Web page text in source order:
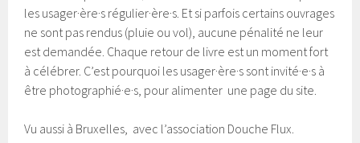
les usager·ère·s régulier·ère·s. Et si parfois certains ouvrages
ne sont pas rendus (pluie ou vol), aucune pénalité ne leur
est demandée. Chaque retour de livre est un moment fort
à célébrer. C’est pourquoi les usager·ère·s sont invité·e·s à
être photographié·e·s, pour alimenter une page du site.
Vu aussi à Bruxelles, avec l’association Douche Flux.